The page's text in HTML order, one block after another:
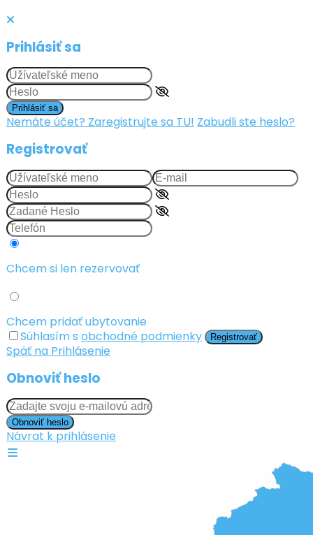
Prihlásiť sa
Prihlásiť sa
Nemáte účet? Zaregistrujte sa TU! Zabudli ste heslo?
Registrovať
Chcem si len rezervovať
Chcem pridať ubytovanie
Súhlasím s obchodné podmienky Registrovať
Späť na Prihlásenie
Obnoviť heslo
Obnoviť heslo
Návrat k prihlásenie